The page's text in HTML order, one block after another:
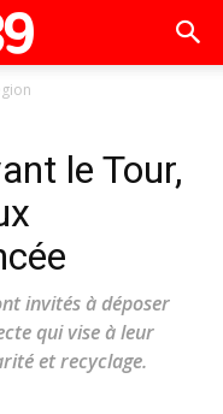
le Tour,
invités à déposer
qui vise à leur
et recyclage.